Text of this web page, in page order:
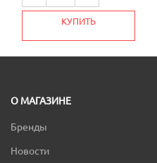
КУПИТЬ
О МАГАЗИНЕ
Бренды
Новости